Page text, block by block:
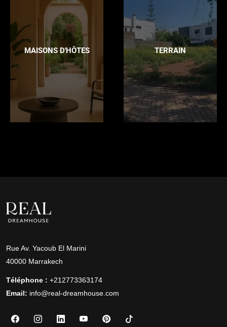
MAISONS D'HÔTES TERRAIN
Rue Av. Yacoub El Marini
40000 Marrakech
Téléphone : +212773363174
Email: info@real-dreamhouse.com